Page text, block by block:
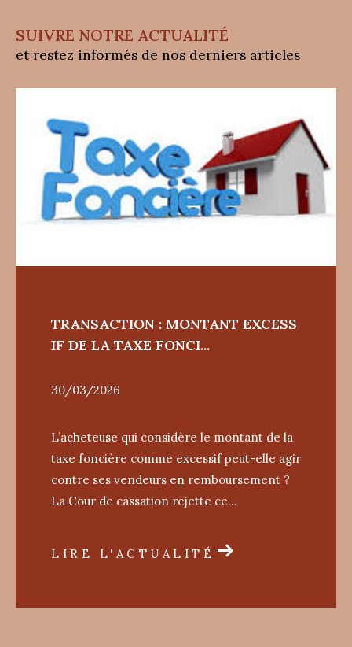
Nous serions ravis de vous accueillir dans notre
offrir une consultation personnalisée. Venez
vous aider à réaliser vos rêves immobiliers à
Saint-Quentin-la-Poterie. Pour plus
d'informations, contactez-nous au06 89 50 01 0
ou par email àcontact@terra-transaction.co
. Notre agence est située au 3 Place du
SUIVRE NOTRE ACTUALITÉ
et restez informés de nos derniers articles
TRANSACTION : MONTANT EXCESS
IF DE LA TAXE FONCI...
30/03/2026
L’acheteuse qui considère le montant de la
taxe foncière comme excessif peut-elle agir
contre ses vendeurs en remboursement ?
La Cour de cassation rejette ce...
LIRE L'ACTUALITÉ